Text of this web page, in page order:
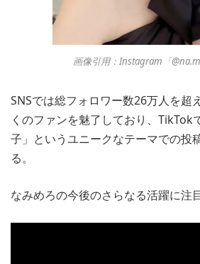
画像引用：Instagram「
SNSでは総フォロワー数26万人を超
くのファンを魅了しており、TikTok
子」というユニークなテーマでの投
る。
なみめろの今後のさらなる活躍に注目